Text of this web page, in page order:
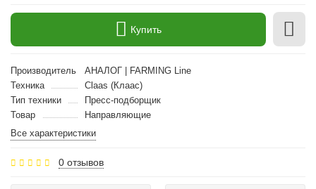
Купить
Производитель
АНАЛОГ | FARMING Line
Техника
Claas (Клаас)
Тип техники
Пресс-подборщик
Товар
Направляющие
Все характеристики
0 отзывов